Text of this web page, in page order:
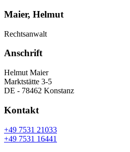
Maier, Helmut
Rechtsanwalt
Anschrift
Helmut Maier
Marktstätte 3-5
DE - 78462 Konstanz
Kontakt
+49 7531 21033
+49 7531 16441